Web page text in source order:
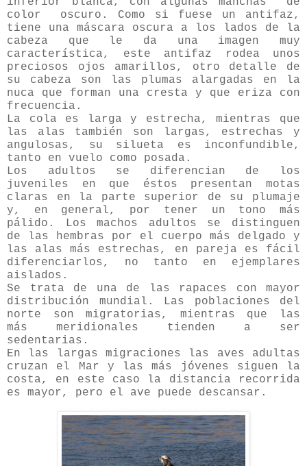
color oscuro. Como si fuese un antifaz,
tiene una máscara oscura a los lados de la
cabeza que le da una imagen muy
característica, este antifaz rodea unos
preciosos ojos amarillos, otro detalle de
su cabeza son las plumas alargadas en la
nuca que forman una cresta y que eriza con
frecuencia.
La cola es larga y estrecha, mientras que
las alas también son largas, estrechas y
angulosas, su silueta es inconfundible,
tanto en vuelo como posada.
Los adultos se diferencian de los
juveniles en que éstos presentan motas
claras en la parte superior de su plumaje
y, en general, por tener un tono más
pálido. Los machos adultos se distinguen
de las hembras por el cuerpo más delgado y
las alas más estrechas, en pareja es fácil
diferenciarlos, no tanto en ejemplares
aislados.
Se trata de una de las rapaces con mayor
distribución mundial. Las poblaciones del
norte son migratorias, mientras que las
más meridionales tienden a ser
sedentarias.
En las largas migraciones las aves adultas
cruzan el Mar y las más jóvenes siguen la
costa, en este caso la distancia recorrida
es mayor, pero el ave puede descansar.